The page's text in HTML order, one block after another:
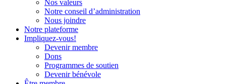
Nos valeurs
Notre conseil d’administration
Nous joindre
Notre plateforme
Impliquez-vous!
Devenir membre
Dons
Programmes de soutien
Devenir bénévole